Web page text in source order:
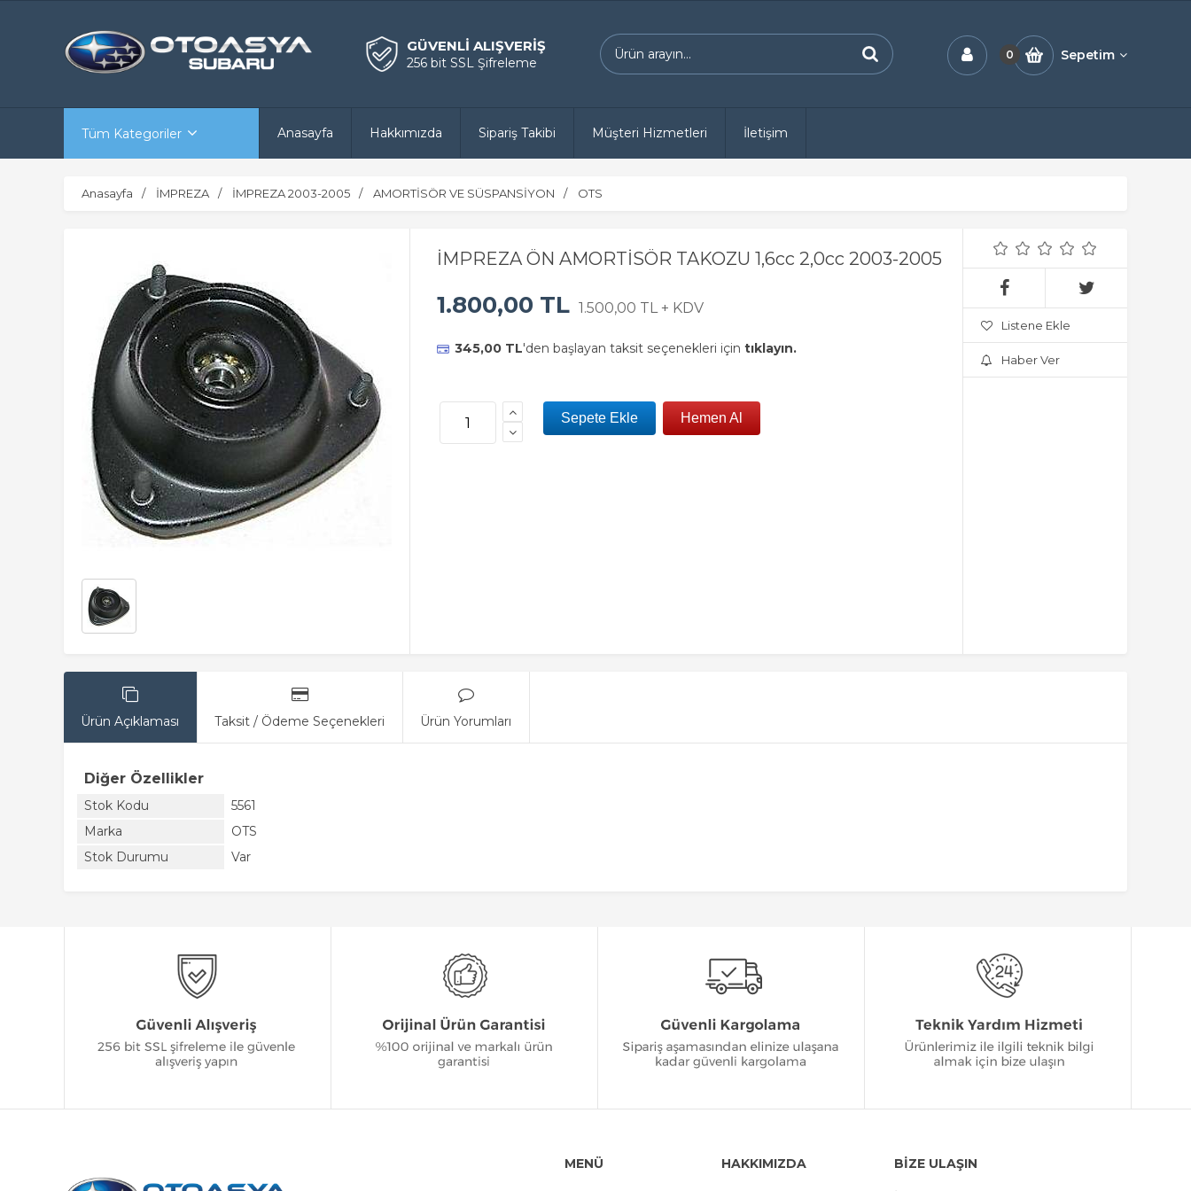
GÜVENLİ ALIŞVERİŞ
256 bit SSL Şifreleme
0 Sepetim
Tüm Kategoriler Anasayfa Hakkımızda Sipariş Takibi Müşteri Hizmetleri İletişim
Anasayfa İMPREZA İMPREZA 2003-2005 AMORTİSÖR VE SÜSPANSİYON OTS
İMPREZA ÖN AMORTİSÖR TAKOZU 1,6cc 2,0cc 2003-2005
1.800,00 TL 1.500,00 TL + KDV
345,00 TL'den başlayan taksit seçenekleri için tıklayın.
Listene Ekle
Haber Ver
Ürün Açıklaması Taksit / Ödeme Seçenekleri Ürün Yorumları
Diğer Özellikler
Stok Kodu
5561
Marka
OTS
Stok Durumu
Var
MENÜ HAKKIMIZDA BİZE ULAŞIN